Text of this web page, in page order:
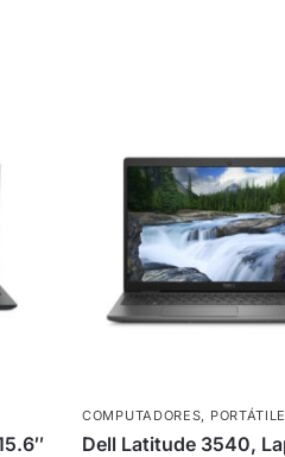
COMPUTADORES
Dell Latitude 3540,